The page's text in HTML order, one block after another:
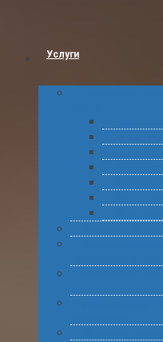
Услуги